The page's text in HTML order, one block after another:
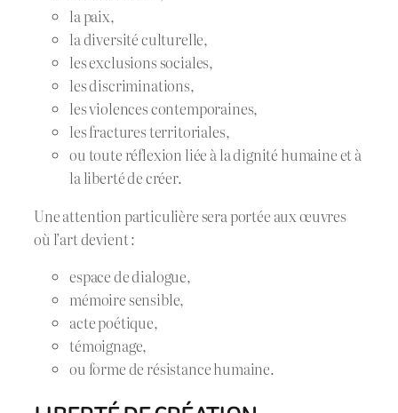
la paix,
la diversité culturelle,
les exclusions sociales,
les discriminations,
les violences contemporaines,
les fractures territoriales,
ou toute réflexion liée à la dignité humaine et à
la liberté de créer.
Une attention particulière sera portée aux œuvres
où l’art devient :
espace de dialogue,
mémoire sensible,
acte poétique,
témoignage,
ou forme de résistance humaine.